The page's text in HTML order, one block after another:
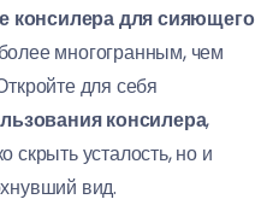
консилера для сияющего
многогранным, чем
для себя
консилера,
скрыть усталость, но и
вид.